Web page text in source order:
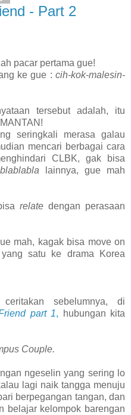
- Part 2
pacar pertama gue!
ke gue : cih-kok-malesin-
tersebut adalah, itu
seringkali merasa galau
mencari berbagai cara
CLBK, gak bisa
blablabla lainnya, gue mah
relate dengan perasaan
mah, kagak bisa move on
satu ke drama Korea
sebelumnya, di
part 1, hubungan kita
Couple.
ngeselin yang sering lo
lagi naik tangga menuju
berpegangan tangan, dan
belajar kelompok barengan